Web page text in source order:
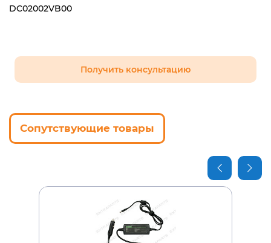
DC02002VB00
Получить консультацию
Сопутствующие товары